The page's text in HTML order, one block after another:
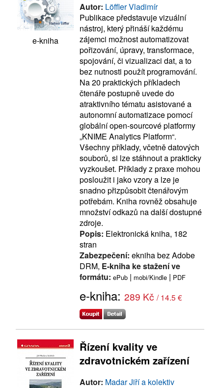
e-kniha
Autor: Löffler Vladimír
Publikace představuje vizuální
nástroj, který přináší každému
zájemci možnost automatizovat
pořizování, úpravy, transformace,
spojování, či vizualizaci dat, a to
bez nutnosti použít programování.
Na 20 praktických příkladech
čtenáře postupně uvede do
atraktivního tématu asistované a
autonomní automatizace pomocí
globální open-sourcové platformy
„KNIME Analytics Platform“.
Všechny příklady, včetně datových
souborů, si lze stáhnout a prakticky
vyzkoušet. Příklady z praxe mohou
posloužit i jako vzory a lze je
snadno přizpůsobit čtenářovým
potřebám. Kniha rovněž obsahuje
množství odkazů na další dostupné
zdroje.
Popis: Elektronická kniha, 182
stran
Zabezpečení: ekniha bez Adobe
DRM, E-kniha ke stažení ve
formátu: ePub | mobi/Kindle | PDF
e-kniha: 289 Kč / 14.5 €
Řízení kvality ve
zdravotnickém zařízení
Autor: Madar Jiří a kolektiv